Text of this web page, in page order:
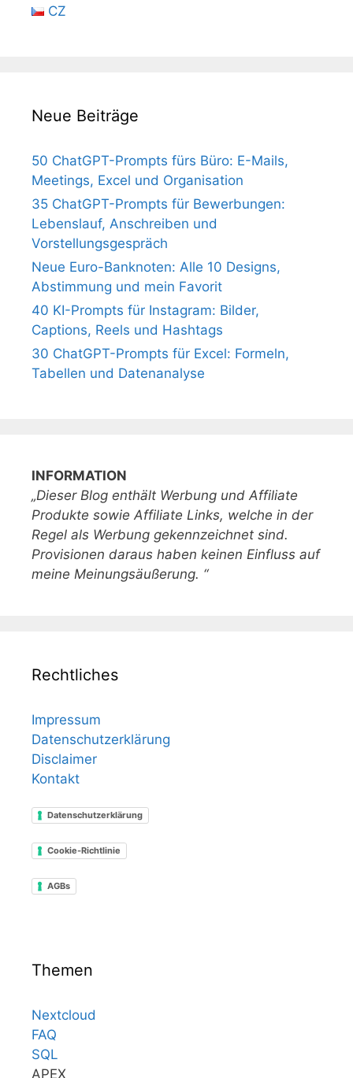
CZ
Neue Beiträge
50 ChatGPT-Prompts fürs Büro: E-Mails,
Meetings, Excel und Organisation
35 ChatGPT-Prompts für Bewerbungen:
Lebenslauf, Anschreiben und
Vorstellungsgespräch
Neue Euro-Banknoten: Alle 10 Designs,
Abstimmung und mein Favorit
40 KI-Prompts für Instagram: Bilder,
Captions, Reels und Hashtags
30 ChatGPT-Prompts für Excel: Formeln,
Tabellen und Datenanalyse
INFORMATION
„Dieser Blog enthält Werbung und Affiliate
Produkte sowie Affiliate Links, welche in der
Regel als Werbung gekennzeichnet sind.
Provisionen daraus haben keinen Einfluss auf
meine Meinungsäußerung. “
Rechtliches
Impressum
Datenschutzerklärung
Disclaimer
Kontakt
Datenschutzerklärung
Cookie-Richtlinie
AGBs
Themen
Nextcloud
FAQ
SQL
APEX